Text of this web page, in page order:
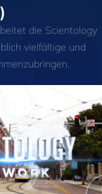
die Scientology
vielfältige und